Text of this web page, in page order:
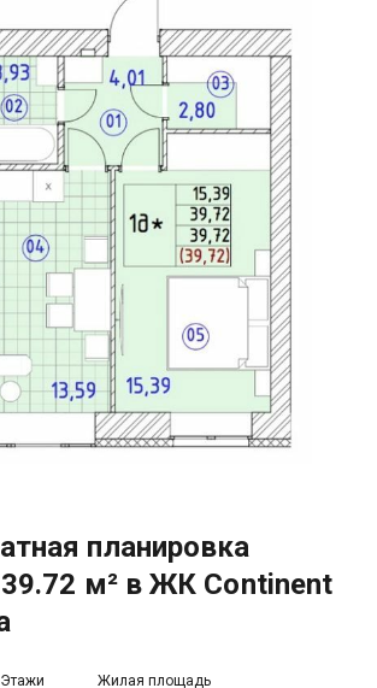
планировка
м² в ЖК Continent
Этажи Жилая площадь